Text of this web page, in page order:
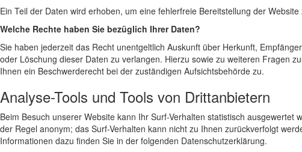
Ein Teil der Daten wird erhoben, um eine fehlerfreie Bereitstellung der
Welche Rechte haben Sie bezüglich Ihrer Daten?
Sie haben jederzeit das Recht unentgeltlich Auskunft über Herkunft,
oder Löschung dieser Daten zu verlangen. Hierzu sowie zu weiteren Fragen
Ihnen ein Beschwerderecht bei der zuständigen Aufsichtsbehörde zu.
Analyse-Tools und Tools von Drittanbietern
Beim Besuch unserer Website kann Ihr Surf-Verhalten statistisch
der Regel anonym; das Surf-Verhalten kann nicht zu Ihnen zurückverfolgt
Informationen dazu finden Sie in der folgenden Datenschutzerklärung.